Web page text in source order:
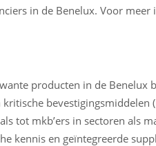
in de Benelux. Voor meer
producten in de Benelux
bevestigingsmiddelen
tot mkb’ers in sectoren als
kennis en geïntegreerde